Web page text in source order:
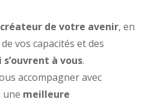
de votre avenir, en
vos capacités et des
à vous.
accompagner avec
une meilleure